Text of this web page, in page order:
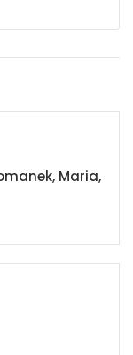
Maria,